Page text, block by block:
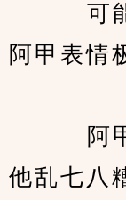
可能一
阿甲表情
阿甲继
他乱七八